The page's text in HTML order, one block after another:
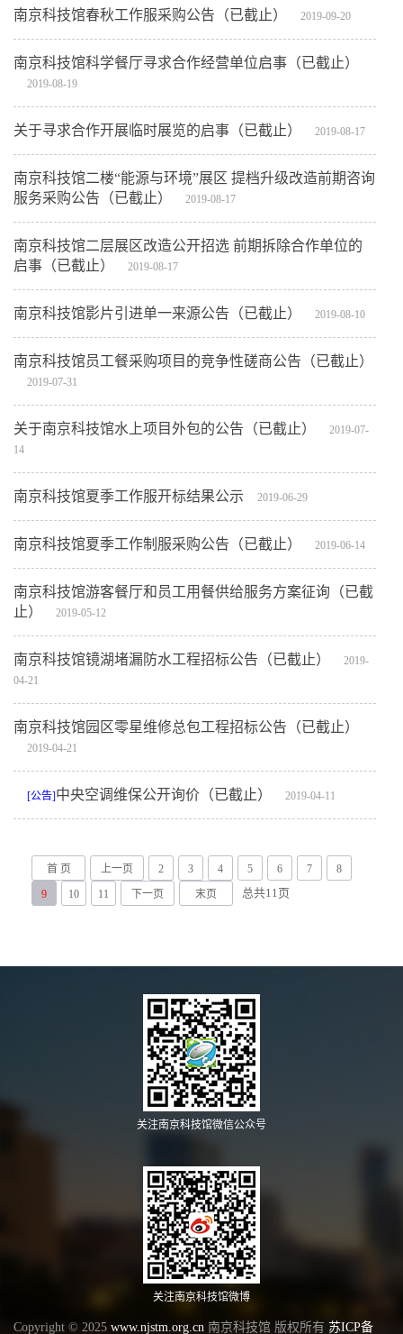
南京科技馆春秋工作服采购公告（已截止） 2019-09-20
南京科技馆科学餐厅寻求合作经营单位启事（已截止）
2019-08-19
关于寻求合作开展临时展览的启事（已截止） 2019-08-17
南京科技馆二楼“能源与环境”展区 提档升级改造前期咨询
服务采购公告（已截止）
2019-08-17
南京科技馆二层展区改造公开招选 前期拆除合作单位的
启事（已截止）
2019-08-17
南京科技馆影片引进单一来源公告（已截止） 2019-08-10
南京科技馆员工餐采购项目的竞争性磋商公告（已截止）
2019-07-31
关于南京科技馆水上项目外包的公告（已截止）
2019-07-
14
南京科技馆夏季工作服开标结果公示 2019-06-29
南京科技馆夏季工作制服采购公告（已截止） 2019-06-14
南京科技馆游客餐厅和员工用餐供给服务方案征询（已截
止）
2019-05-12
南京科技馆镜湖堵漏防水工程招标公告（已截止）
2019-
04-21
南京科技馆园区零星维修总包工程招标公告（已截止）
2019-04-21
[公告]中央空调维保公开询价（已截止） 2019-04-11
首 页 上一页 2 3 4 5 6 7
8
9
10 11 下一页 末页 总共11页
关注南京科技馆微信公众号
关注南京科技馆微博
Copyright © 2025 www.njstm.org.cn 南京科技馆 版权所有 苏ICP备